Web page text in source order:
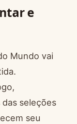
e
Mundo vai
seleções
seu